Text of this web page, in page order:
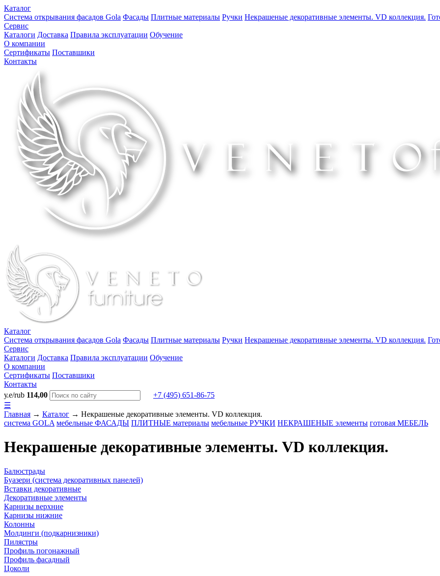
Каталог
Система открывания фасадов Gola Фасады Плитные материалы Ручки Некрашеные декоративные элементы. VD коллекция.
Сервис
Каталоги Доставка Правила эксплуатации Обучение
О компании
Сертификаты Поставшики
Контакты
Каталог
Система открывания фасадов Gola Фасады Плитные материалы Ручки Некрашеные декоративные элементы. VD коллекция.
Сервис
Каталоги Доставка Правила эксплуатации Обучение
О компании
Сертификаты Поставшики
Контакты
у.е/rub 114,00
+7 (495) 651-86-75
☰
Главная → Каталог → Некрашеные декоративные элементы. VD коллекция.
система GOLA мебельные ФАСАДЫ ПЛИТНЫЕ материалы мебельные РУЧКИ НЕКРАШЕНЫЕ элементы готовая МЕБЕЛЬ
Некрашеные декоративные элементы. VD коллекция.
Балюстрады
Буазери (система декоративных панелей)
Вставки декоративные
Декоративные элементы
Карнизы верхние
Карнизы нижние
Колонны
Молдинги (подкарнизники)
Пилястры
Профиль погонажный
Профиль фасадный
Цоколи